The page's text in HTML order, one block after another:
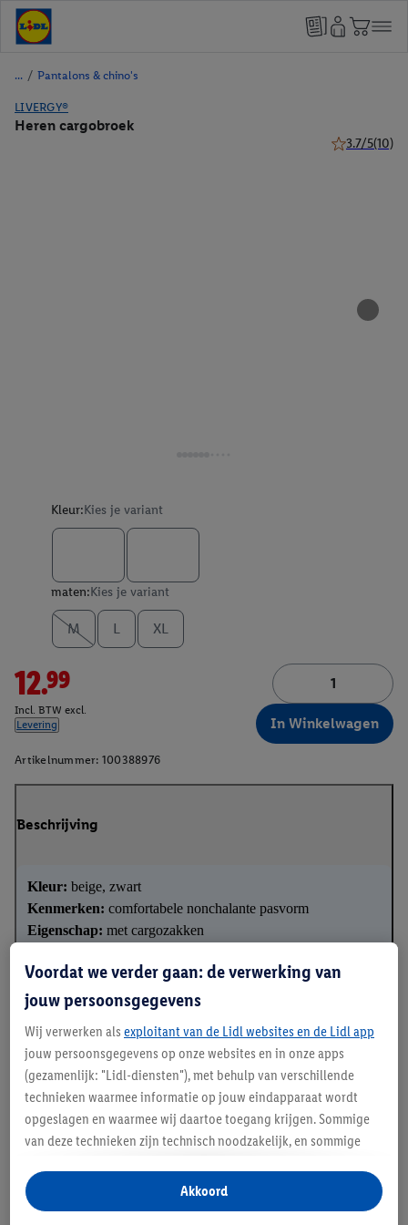
/ Pantalons & chino's
LIVERGY®
Heren cargobroek
3.7/5(10)
Kleur:Kies je variant
maten:Kies je variant
M L XL
12.99
Incl. BTW excl.
Levering
In Winkelwagen
Artikelnummer: 100388976
Beschrijving
Kleur: beige, zwart
Kenmerken: comfortabele nonchalante pasvorm
Eigenschap: met cargozakken
✓Optimale pasvorm dankzij het elastaan LYCRA®
✓Aangenaam draagcomfort door hoog katoenaandeel
Details over productveiligheid
Voordat we verder gaan: de verwerking van
jouw persoonsgegevens
Wij verwerken als exploitant van de Lidl websites en de Lidl app
jouw persoonsgegevens op onze websites en in onze apps
(gezamenlijk: "Lidl-diensten"), met behulp van verschillende
technieken waarmee informatie op jouw eindapparaat wordt
opgeslagen en waarmee wij daartoe toegang krijgen. Sommige
van deze technieken zijn technisch noodzakelijk, en sommige
opslaan van voorkeursinstellingen, het verzamelen en
analyseren van statistieken of voor het tonen van
Akkoord